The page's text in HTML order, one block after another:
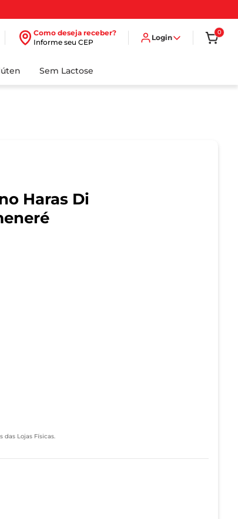
Como deseja receber?
Informe seu CEP
Login
0
Sem Lactose
Haras Di
das Lojas Físicas.